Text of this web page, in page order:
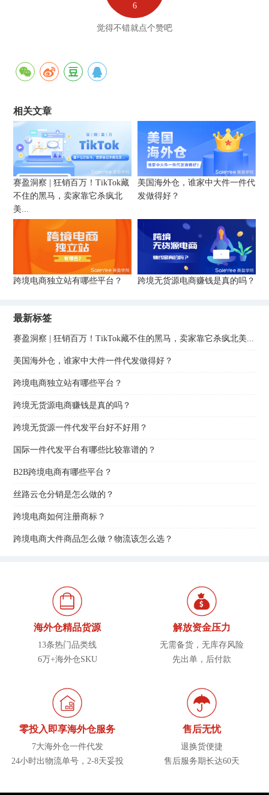
6
觉得不错就点个赞吧
相关文章
赛盈洞察 | 狂销百万！TikTok藏
不住的黑马，卖家靠它杀疯北
美...
美国海外仓，谁家中大件一件代
发做得好？
跨境电商独立站有哪些平台？ 跨境无货源电商赚钱是真的吗？
最新标签
赛盈洞察 | 狂销百万！TikTok藏不住的黑马，卖家靠它杀疯北美...
美国海外仓，谁家中大件一件代发做得好？
跨境电商独立站有哪些平台？
跨境无货源电商赚钱是真的吗？
跨境无货源一件代发平台好不好用？
国际一件代发平台有哪些比较靠谱的？
B2B跨境电商有哪些平台？
丝路云仓分销是怎么做的？
跨境电商如何注册商标？
跨境电商大件商品怎么做？物流该怎么选？
海外仓精品货源
13条热门品类线
6万+海外仓SKU
解放资金压力
无需备货，无库存风险
先出单，后付款
零投入即享海外仓服务
7大海外仓一件代发
24小时出物流单号，2-8天妥投
售后无忧
退换货便捷
售后服务期长达60天